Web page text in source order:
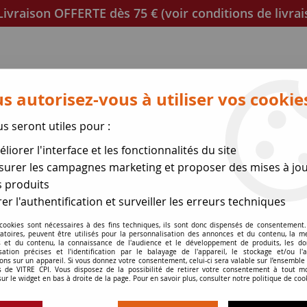
OFFERTE dès 75 € (voir conditions de
Mica et joint à découper Joints de porte
des expéditions le 17
F702
Oxford et F702
autorisez-vous à utiliser vos
seront utiles pour :
l'interface et les fonctionnalités du site
les campagnes marketing et proposer des mises à
produits
l'authentification et surveiller les erreurs techniques
sont nécessaires à des fins techniques, ils sont donc dispensés de
peuvent être utilisés pour la personnalisation des annonces et du contenu, la
et du contenu, la connaissance de l'audience et le développement de produits, les
précises et l'identification par le balayage de l'appareil, le stockage et/ou
sur un appareil. Si vous donnez votre consentement, celui-ci sera valable sur l’ensemble
de VITRE CPI. Vous disposez de la possibilité de retirer votre consentement à tout
le widget en bas à droite de la page. Pour en savoir plus, consulter notre politique de